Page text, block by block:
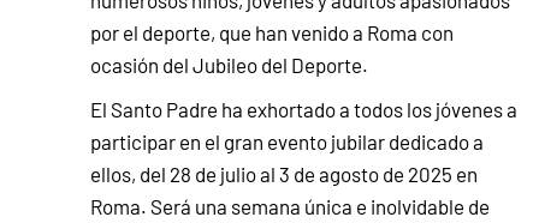
por el deporte, que han venido a Roma con
ocasión del Jubileo del Deporte.
El Santo Padre ha exhortado a todos los jóvenes a
participar en el gran evento jubilar dedicado a
ellos, del 28 de julio al 3 de agosto de 2025 en
Roma. Será una semana única e inolvidable de